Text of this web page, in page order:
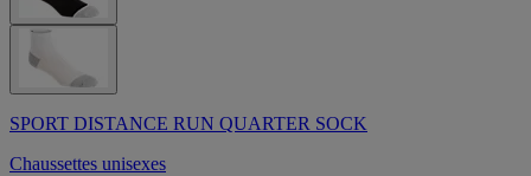
SPORT DISTANCE RUN QUARTER SOCK
Chaussettes unisexes